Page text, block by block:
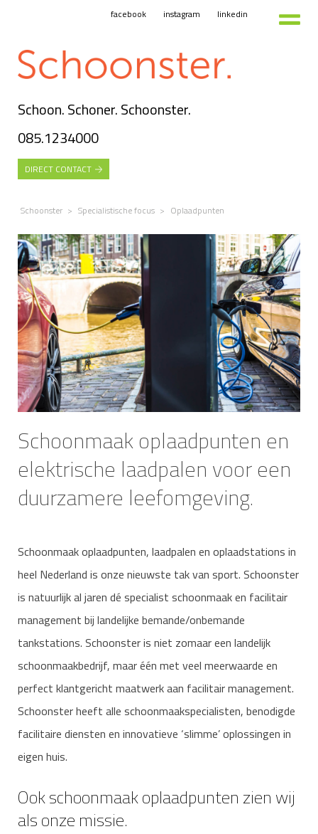
facebook instagram linkedin
Schoon. Schoner. Schoonster.
085.1234000
DIRECT CONTACT
Schoonster > Specialistische focus > Oplaadpunten
Schoonmaak oplaadpunten en
elektrische laadpalen voor een
duurzamere leefomgeving.
Schoonmaak oplaadpunten, laadpalen en oplaadstations in
heel Nederland is onze nieuwste tak van sport. Schoonster
is natuurlijk al jaren dé specialist schoonmaak en facilitair
management bij landelijke bemande/onbemande
tankstations. Schoonster is niet zomaar een landelijk
schoonmaakbedrijf, maar één met veel meerwaarde en
perfect klantgericht maatwerk aan facilitair management.
Schoonster heeft alle schoonmaakspecialisten, benodigde
facilitaire diensten en innovatieve ‘slimme’ oplossingen in
eigen huis.
Ook schoonmaak oplaadpunten zien wij
als onze missie.